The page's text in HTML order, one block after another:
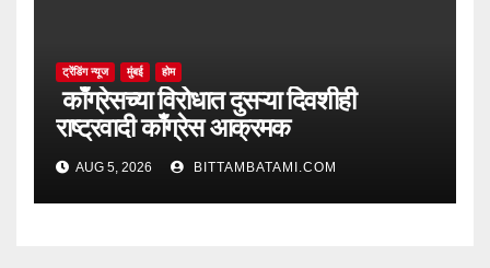
ट्रेंडिंग न्यूज मुंबई होम
काँग्रेसच्या विरोधात दुसऱ्या दिवशीही
राष्ट्रवादी काँग्रेस आक्रमक
AUG 5, 2026 BITTAMBATAMI.COM